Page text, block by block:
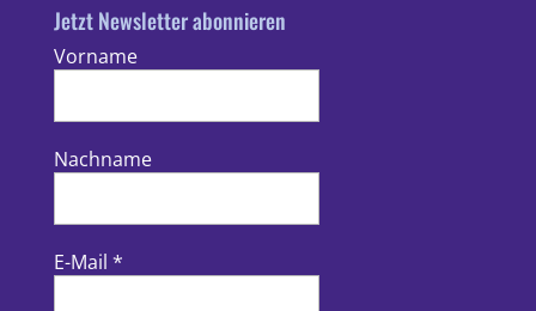
Jetzt Newsletter abonnieren
Vorname
Nachname
E-Mail *